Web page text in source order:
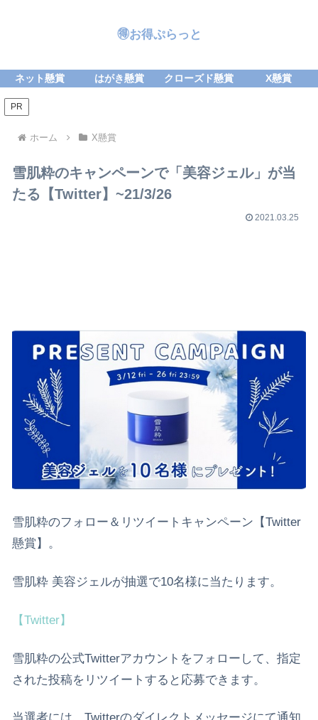
🉐お得ぷらっと
ネット懸賞 はがき懸賞 クローズド懸賞 X懸賞
PR
ホーム X懸賞
雪肌粋のキャンペーンで「美容ジェル」が当
たる【Twitter】~21/3/26
2021.03.25
雪肌粋のフォロー＆リツイートキャンペーン【Twitter
懸賞】。
雪肌粋 美容ジェルが抽選で10名様に当たります。
【Twitter】
雪肌粋の公式Twitterアカウントをフォローして、指定
された投稿をリツイートすると応募できます。